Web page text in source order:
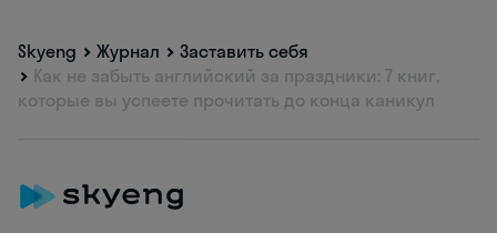
Skyeng Журнал
Заставить себя
Как не забыть английский за праздники: 7 книг,
которые вы успеете прочитать до конца каникул